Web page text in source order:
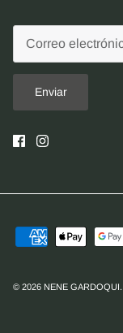
Enviar
© 2026 NENE GARDOQUI.